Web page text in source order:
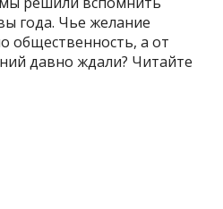
года. Чье желание
общественность, а от
давно ждали? Читайте